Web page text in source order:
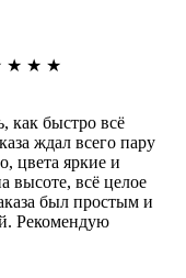
★ ★ ★
как быстро всё
ждал всего пару
цвета яркие и
высоте, всё целое
был простым и
Рекомендую